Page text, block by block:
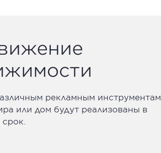
рекламным инструментам,
или дом будут реализованы в